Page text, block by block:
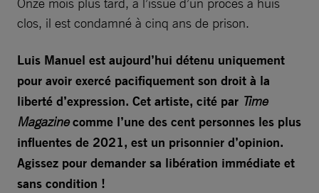
Onze mois plus tard, à l’issue d’un procès à huis
clos, il est condamné à cinq ans de prison.
Luis Manuel est aujourd’hui détenu uniquement
pour avoir exercé pacifiquement son droit à la
liberté d’expression. Cet artiste, cité par Time
Magazinecomme l’une des cent personnes les plus
influentes de 2021, est un prisonnier d’opinion.
Agissez pour demander sa libération immédiate et
sans condition !